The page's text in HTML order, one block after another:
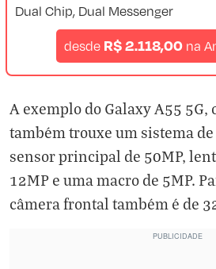
Dual Chip, Dual Messenger
desde R$ 2.118,00 na
A exemplo do Galaxy A55
também trouxe um sistema
sensor principal de 50MP,
12MP e uma macro de 5MP.
câmera frontal também é de